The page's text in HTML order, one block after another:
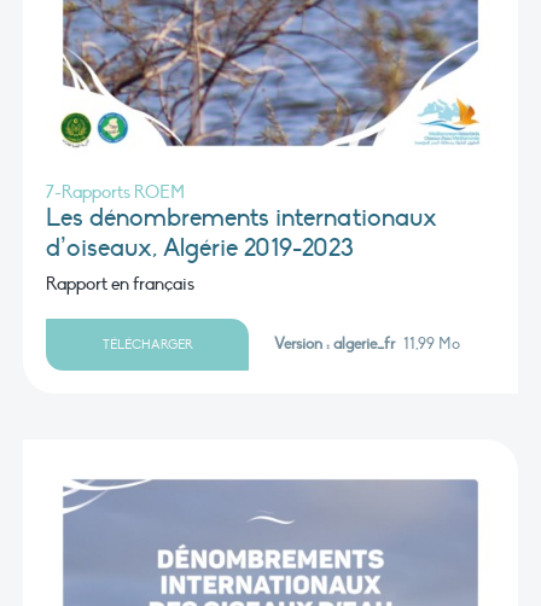
7-Rapports ROEM
Les dénombrements internationaux
d’oiseaux, Algérie 2019-2023
Rapport en français
TÉLÉCHARGER Version : algerie_fr 11,99 Mo